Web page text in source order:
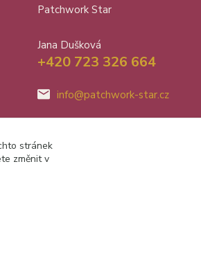
Patchwork Star
Jana Dušková
+420 723 326 664
info@patchwork-star.cz
stránek
změnit v